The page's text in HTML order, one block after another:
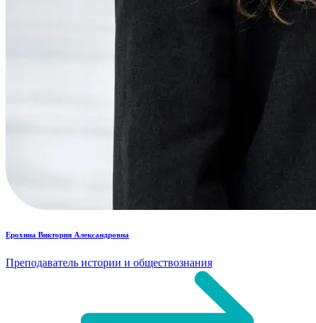
Ерохина Виктория Александровна
Преподаватель истории и обществознания